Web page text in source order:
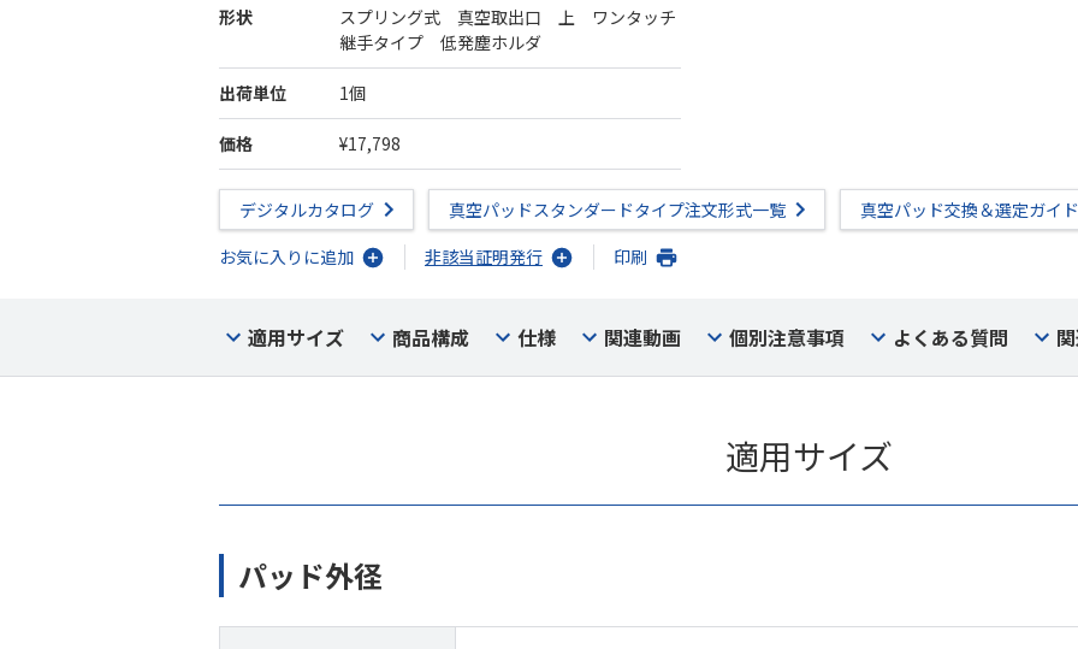
形状
スプリング式 真空取出口 上 ワンタッチ
継手タイプ 低発塵ホルダ
出荷単位 1個
価格 ¥17,798
デジタルカタログ 真空パッドスタンダードタイプ注文形式一覧
真空パッド交換＆選定ガイド
お気に入りに追加
非該当証明発行 印刷
適用サイズ 商品構成 仕様 関連動画 個別注意事項 よくある質問
適用サイズ
パッド外径